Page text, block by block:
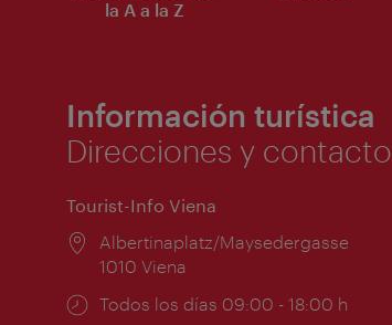
la A a la Z
Información turística
Direcciones y contacto
Tourist-Info Viena
Lugar:
Albertinaplatz/Maysedergasse
1010 Viena
Horarios
Todos los días 09:00 - 18:00 h